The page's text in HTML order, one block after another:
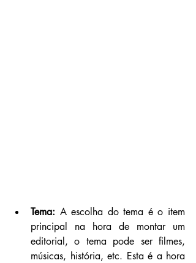
Tema: A escolha do tema é o item
principal na hora de montar um
editorial, o tema pode ser filmes,
músicas, história, etc. Esta é a hora